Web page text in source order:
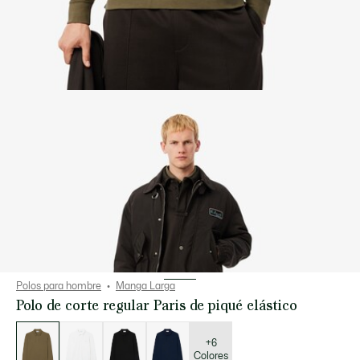
Polos para hombre Manga Larga
Polo de corte regular Paris de piqué elástico
de
variaciones
+6
Colores